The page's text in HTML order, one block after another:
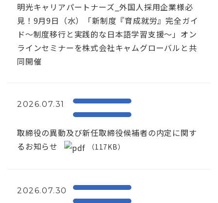
明光キャリアパートナーズ_外国人採用企業様必
見！9月9日（水）「新制度『育成就労』完全ガイ
ド～制度移行と実践的な日本語学習支援～」オン
ラインセミナーを株式会社キャムグローバルと共
同開催
2026.07.31
取締役の異動及び新任取締役候補者の内定に関す
るお知らせ
（117KB）
2026.07.30